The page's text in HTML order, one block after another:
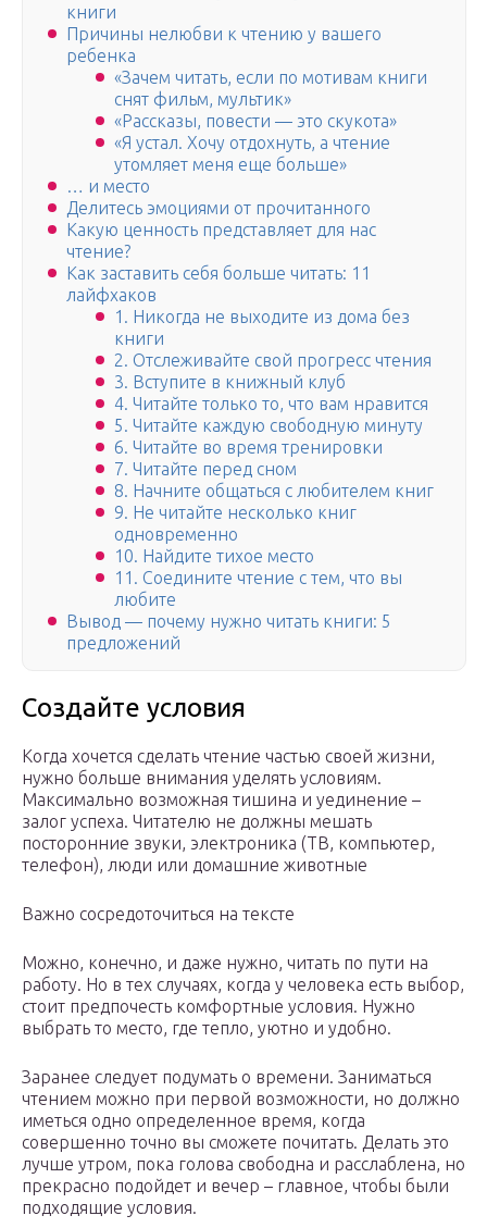
книги
Причины нелюбви к чтению у вашего
ребенка
«Зачем читать, если по мотивам книги
снят фильм, мультик»
«Рассказы, повести — это скукота»
«Я устал. Хочу отдохнуть, а чтение
утомляет меня еще больше»
… и место
Делитесь эмоциями от прочитанного
Какую ценность представляет для нас
чтение?
Как заставить себя больше читать: 11
лайфхаков
1. Никогда не выходите из дома без
книги
2. Отслеживайте свой прогресс чтения
3. Вступите в книжный клуб
4. Читайте только то, что вам нравится
5. Читайте каждую свободную минуту
6. Читайте во время тренировки
7. Читайте перед сном
8. Начните общаться с любителем книг
9. Не читайте несколько книг
одновременно
10. Найдите тихое место
11. Соедините чтение с тем, что вы
любите
Вывод — почему нужно читать книги: 5
предложений
Создайте условия
Когда хочется сделать чтение частью своей жизни,
нужно больше внимания уделять условиям.
Максимально возможная тишина и уединение –
залог успеха. Читателю не должны мешать
посторонние звуки, электроника (ТВ, компьютер,
телефон), люди или домашние животные
Важно сосредоточиться на тексте
Можно, конечно, и даже нужно, читать по пути на
работу. Но в тех случаях, когда у человека есть выбор,
стоит предпочесть комфортные условия. Нужно
выбрать то место, где тепло, уютно и удобно.
Заранее следует подумать о времени. Заниматься
чтением можно при первой возможности, но должно
иметься одно определенное время, когда
совершенно точно вы сможете почитать. Делать это
лучше утром, пока голова свободна и расслаблена, но
прекрасно подойдет и вечер – главное, чтобы были
подходящие условия.